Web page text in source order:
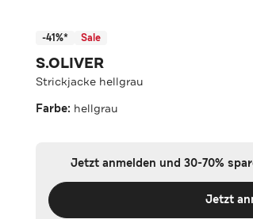
-41%* Sale
S.OLIVER
Strickjacke hellgrau
Farbe: hellgrau
Jetzt anmelden und 30-70%
Jetzt